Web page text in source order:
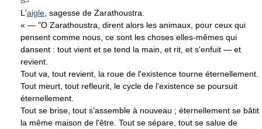
L'aigle , sagesse de Zarathoustra.
« — "O Zarathoustra, dirent alors les animaux, pour ceux qui
pensent comme nous, ce sont les choses elles-mêmes qui
dansent : tout vient et se tend la main, et rit, et s'enfuit — et
revient.
Tout va, tout revient, la roue de l'existence tourne éternellement.
Tout meurt, tout refleurit, le cycle de l'existence se poursuit
éternellement.
Tout se brise, tout s'assemble à nouveau ; éternellement se bâtit
la même maison de l'être. Tout se sépare, tout se salue de